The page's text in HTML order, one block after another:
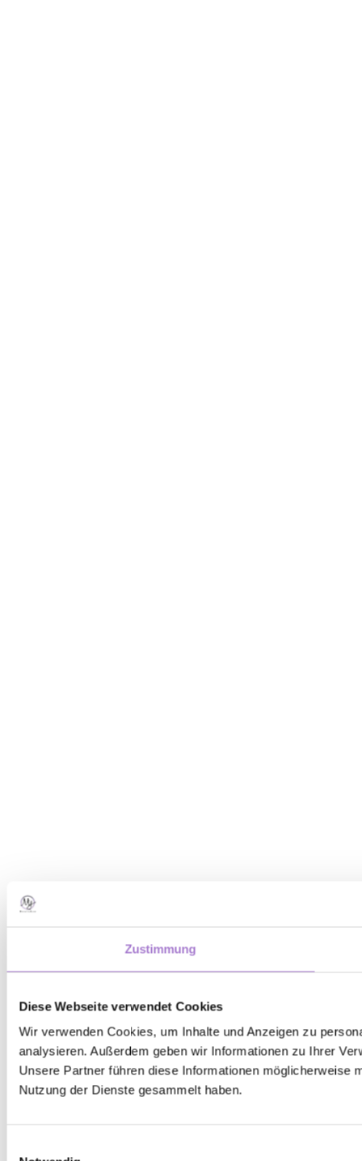
Zustimmung
Diese Webseite verwendet Cookies
Wir verwenden Cookies, um Inhalte und Anzeigen zu
analysieren. Außerdem geben wir Informationen zu Ihrer
Unsere Partner führen diese Informationen möglicherweise
Nutzung der Dienste gesammelt haben.